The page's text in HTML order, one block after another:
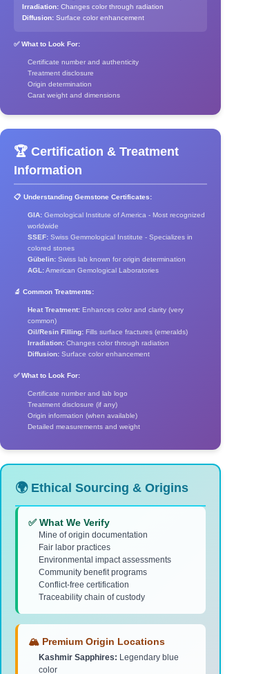
Irradiation: Changes color through radiation
Diffusion: Surface color enhancement
✅ What to Look For:
Certificate number and authenticity
Treatment disclosure
Origin determination
Carat weight and dimensions
🏆 Certification & Treatment
Information
📋 Understanding Gemstone Certificates:
GIA: Gemological Institute of America - Most recognized
worldwide
SSEF: Swiss Gemmological Institute - Specializes in
colored stones
Gübelin: Swiss lab known for origin determination
AGL:American Gemological Laboratories
🔬 Common Treatments:
Heat Treatment: Enhances color and clarity (very
common)
Oil/Resin Filling: Fills surface fractures (emeralds)
Irradiation: Changes color through radiation
Diffusion: Surface color enhancement
✅ What to Look For:
Certificate number and lab logo
Treatment disclosure (if any)
Origin information (when available)
Detailed measurements and weight
🌍 Ethical Sourcing & Origins
✅ What We Verify
Mine of origin documentation
Fair labor practices
Environmental impact assessments
Community benefit programs
Conflict-free certification
Traceability chain of custody
🏔️ Premium Origin Locations
Kashmir Sapphires: Legendary blue
color